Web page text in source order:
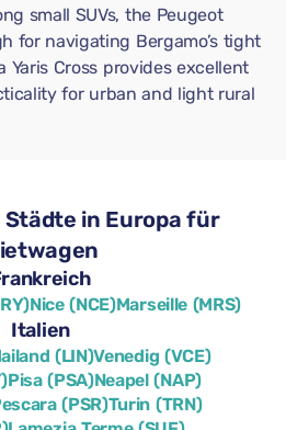
small SUVs, the Peugeot
for navigating Bergamo’s tight
Yaris Cross provides excellent
for urban and light rural
Städte in Europa für
Nice (NCE)Marseille (MRS)
Italien
(LIN)Venedig (VCE)
Pisa (PSA)Neapel (NAP)
(PSR)Turin (TRN)